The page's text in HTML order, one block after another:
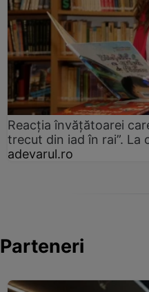
Reacția învățătoarei
trecut din iad în rai”. La
adevarul.ro
Parteneri